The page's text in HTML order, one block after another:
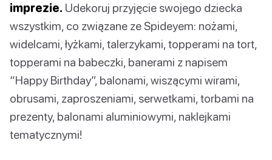
imprezie. Udekoruj przyjęcie swojego dziecka
wszystkim, co związane ze Spideyem: nożami,
widelcami, łyżkami, talerzykami, topperami na tort,
topperami na babeczki, banerami z napisem
“Happy Birthday”, balonami, wiszącymi wirami,
obrusami, zaproszeniami, serwetkami, torbami na
prezenty, balonami aluminiowymi, naklejkami
tematycznymi!